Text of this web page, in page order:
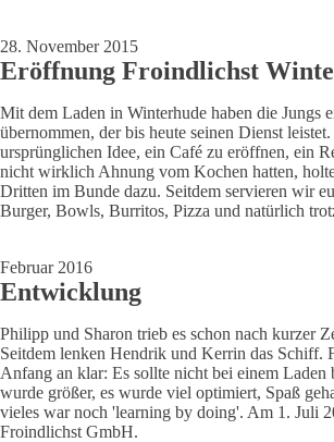
28. November 2015
Eröffnung Froindlichst
Mit dem Laden in Winterhude haben die Jungs
übernommen, der bis heute seinen Dienst
ursprünglichen Idee, ein Café zu eröffnen, ein
nicht wirklich Ahnung vom Kochen hatten,
Dritten im Bunde dazu. Seitdem servieren wir
Burger, Bowls, Burritos, Pizza und natürlich
Februar 2016
Entwicklung
Philipp und Sharon trieb es schon nach kurzer
Seitdem lenken Hendrik und Kerrin das Schiff.
Anfang an klar: Es sollte nicht bei einem Laden
wurde größer, es wurde viel optimiert, Spaß
vieles war noch 'learning by doing'. Am 1. Juli
Froindlichst GmbH.